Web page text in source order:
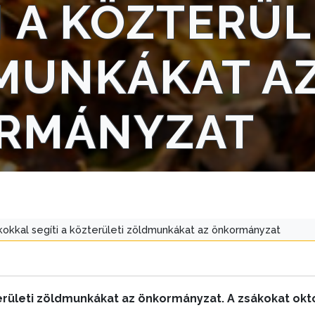
A
segíti a közterületi zöldmunkákat az önkormányzat
zöldmunkákat az önkormányzat. A zsákokat